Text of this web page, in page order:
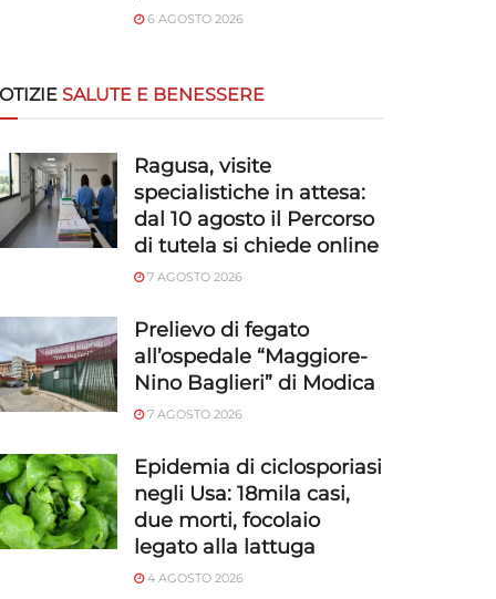
6 AGOSTO 2026
SALUTE E BENESSERE
Ragusa, visite
specialistiche in attesa:
dal 10 agosto il Percorso
di tutela si chiede online
7 AGOSTO 2026
Prelievo di fegato
all’ospedale “Maggiore-
Nino Baglieri” di Modica
7 AGOSTO 2026
Epidemia di ciclosporiasi
negli Usa: 18mila casi,
due morti, focolaio
legato alla lattuga
4 AGOSTO 2026